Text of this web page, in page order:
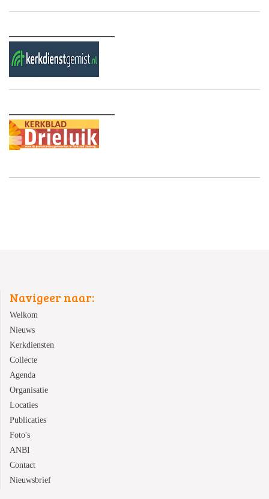
Navigeer naar:
Welkom
Nieuws
Kerkdiensten
Collecte
Agenda
Organisatie
Locaties
Publicaties
Foto's
ANBI
Contact
Nieuwsbrief